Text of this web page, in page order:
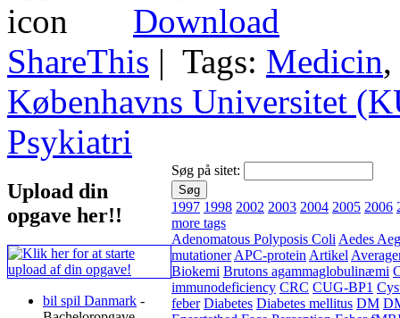
Download
ShareThis | Tags: Medicin,
Københavns Universitet
Psykiatri
Upload din
opgave her!!
bil spil Danmark -
Søg på sitet:
1997 1998 2002 2003 2004 2005 2006
more tags
Adenomatous Polyposis Coli Aedes
mutationer APC-protein Artikel
Biokemi Brutons agammaglobulinæmi
immunodeficiency CRC CUG-BP1
feber Diabetes Diabetes mellitus DM